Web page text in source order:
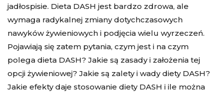
jadłospisie. Dieta DASH jest bardzo zdrowa, ale
wymaga radykalnej zmiany dotychczasowych
nawyków żywieniowych i podjęcia wielu wyrzeczeń.
Pojawiają się zatem pytania, czym jest i na czym
polega dieta DASH? Jakie są zasady i założenia tej
opcji żywieniowej? Jakie są zalety i wady diety DASH?
Jakie efekty daje stosowanie diety DASH i ile można